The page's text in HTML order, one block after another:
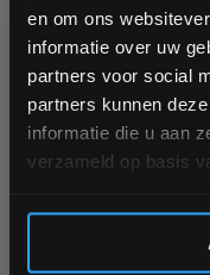
en om ons
informatie over uw
partners voor social
partners kunnen
informatie die u aan
verzameld op basis
KUNNEN WE
+31 (0)24 645
Schrijf je in voor
blijven over
interessante info.